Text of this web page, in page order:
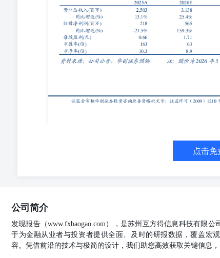
越基准指数20%以上；推荐：预期未来6个月内超越
－10%之间；回避：预期未来6个月内相对基准指数
业指数涨幅超过基准指数5%以上；中性：预期未来
个月内该行业指数跌幅超过基准指数5%以上。 分析
分析师在本报告中对所提及的证券或发行人发表的任
师对任何其他券商发布的所有可能存在雷同的研究报
仅供参考，并不构成本公司对具体证券买卖的出价或
发的，需在允许的范围内使用，并注明出处为“华创
点击
公司简介
发现报告（www.fxbaogao.com），是苏州互方得信息科技有限
于为金融从业者与投资者提供全面、及时的研报数据，覆盖宏
容。凭借前沿的技术与极简的设计，我们助您高效获取关键信息，